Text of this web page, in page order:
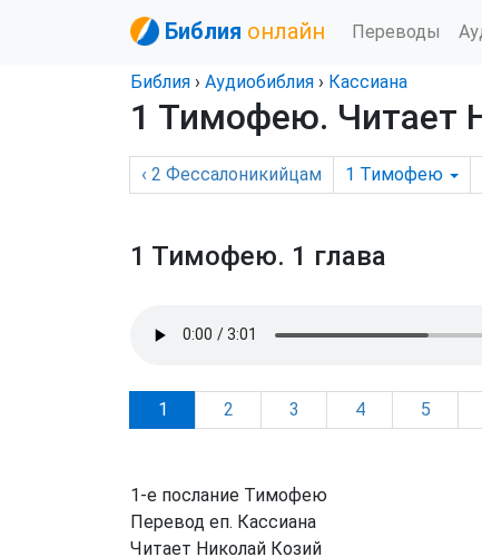
Библия онлайн Переводы
Библия › Аудиобиблия › Кассиана
1 Тимофею. Читает
‹ 2 Фессалоникийцам 1 Тимофею
1 Тимофею. 1 глава
1 2 3 4 5
1-е послание Тимофею
Перевод еп. Кассиана
Читает Николай Козий